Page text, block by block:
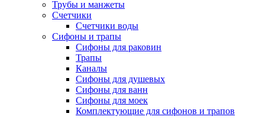
Трубы и манжеты
Счетчики
Счетчики воды
Сифоны и трапы
Сифоны для раковин
Трапы
Каналы
Сифоны для душевых
Сифоны для ванн
Сифоны для моек
Комплектующие для сифонов и трапов